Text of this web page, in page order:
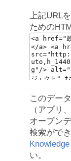
上記URL
ための
このデー
（アプリ
オープン
検索ができ
い。